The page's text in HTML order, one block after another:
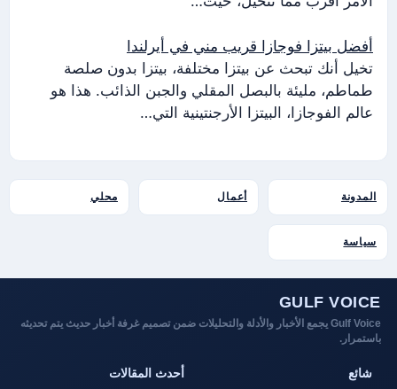
أفضل بيتزا فوجازا قريب مني في أيرلندا
تخيل أنك تبحث عن بيتزا مختلفة، بيتزا بدون صلصة
طماطم، مليئة بالبصل المقلي والجبن الذائب. هذا هو
عالم الفوجازا، البيتزا الأرجنتينية التي…
المدونة أعمال محلي
سياسة
GULF VOICE
Gulf Voice يجمع الأخبار والأدلة والتحليلات ضمن تصميم غرفة أخبار حديث يتم تحديثه
باستمرار.
شائع أحدث المقالات